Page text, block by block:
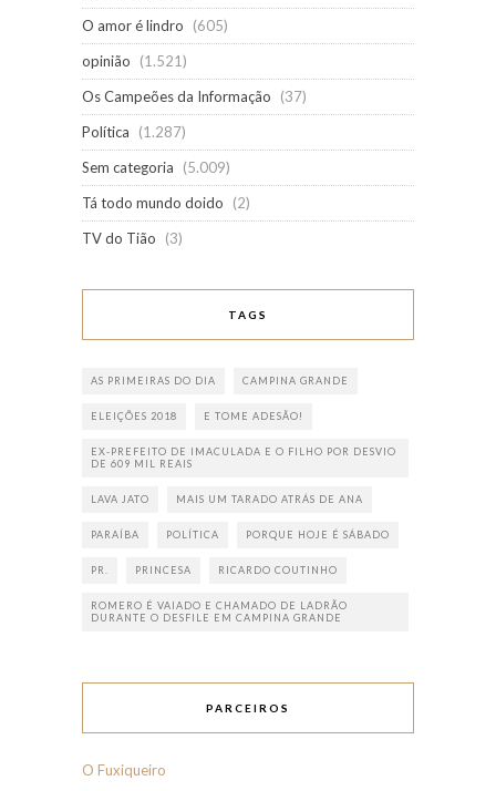
O amor é lindro
(605)
opinião
(1.521)
Os Campeões da Informação
(37)
Política
(1.287)
Sem categoria
(5.009)
Tá todo mundo doido
(2)
TV do Tião
(3)
TAGS
AS PRIMEIRAS DO DIA CAMPINA GRANDE
ELEIÇÕES 2018 E TOME ADESÃO!
EX-PREFEITO DE IMACULADA E O FILHO POR DESVIO
DE 609 MIL REAIS
LAVA JATO MAIS UM TARADO ATRÁS DE ANA
PARAÍBA POLÍTICA PORQUE HOJE É SÁBADO
PR. PRINCESA RICARDO COUTINHO
ROMERO É VAIADO E CHAMADO DE LADRÃO
DURANTE O DESFILE EM CAMPINA GRANDE
PARCEIROS
O Fuxiqueiro